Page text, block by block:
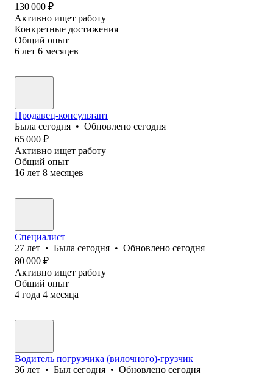
130 000 ₽
Активно ищет работу
Конкретные достижения
Общий опыт
6 лет 6 месяцев
Продавец-консультант
Была сегодня • Обновлено сегодня
65 000 ₽
Активно ищет работу
Общий опыт
16 лет 8 месяцев
Специалист
27 лет • Была сегодня • Обновлено сегодня
80 000 ₽
Активно ищет работу
Общий опыт
4 года 4 месяца
Водитель погрузчика (вилочного)-грузчик
36 лет • Был сегодня • Обновлено сегодня